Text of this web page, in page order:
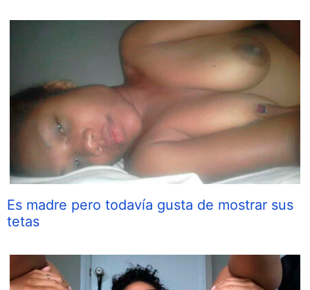
Es madre pero todavía gusta de mostrar sus
tetas